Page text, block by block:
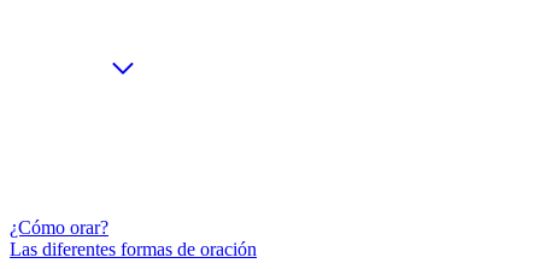
¿Cómo orar?
Las diferentes formas de oración